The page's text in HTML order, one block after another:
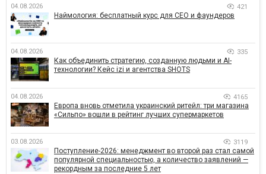
04.08.2026 421
Наймология: бесплатный курс для CEO и фаундеров
04.08.2026 335
Как объединить стратегию, созданную людьми и AI-
технологии? Кейс izi и агентства SHOTS
04.08.2026 4165
Европа вновь отметила украинский ритейл: три магазина
«Сильпо» вошли в рейтинг лучших супермаркетов
03.08.2026 3119
Поступление-2026: менеджмент во второй раз стал самой
популярной специальностью, а количество заявлений —
рекордным за последние 5 лет